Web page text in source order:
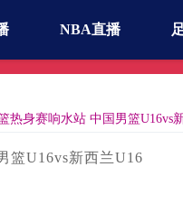
NBA直播
热身赛响水站 中国男篮U16vs
篮U16vs新西兰U16